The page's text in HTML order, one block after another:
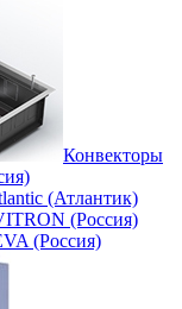
Конвекторы
(Атлантик)
(Россия)
(Россия)